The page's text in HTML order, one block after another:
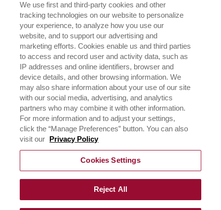
POLÍTICA DE PRIVACIDADE
EXERCENDO SEUS DIREITOS DE PRIVACIDADE
Todos os direitos reservados.
Rich do Brasil LTDA
CNPJ 01.879.814/0001-00
Av. Francisco Matarazzo, 1400 - 10º andar
São Paulo/SP
We use first and third-party cookies and other
tracking technologies on our website to personalize
your experience, to analyze how you use our
website, and to support our advertising and
marketing efforts. Cookies enable us and third parties
to access and record user and activity data, such as
IP addresses and online identifiers, browser and
device details, and other browsing information. We
may also share information about your use of our site
with our social media, advertising, and analytics
partners who may combine it with other information.
For more information and to adjust your settings,
click the “Manage Preferences” button. You can also
visit our
Privacy Policy
Cookies Settings
Reject All